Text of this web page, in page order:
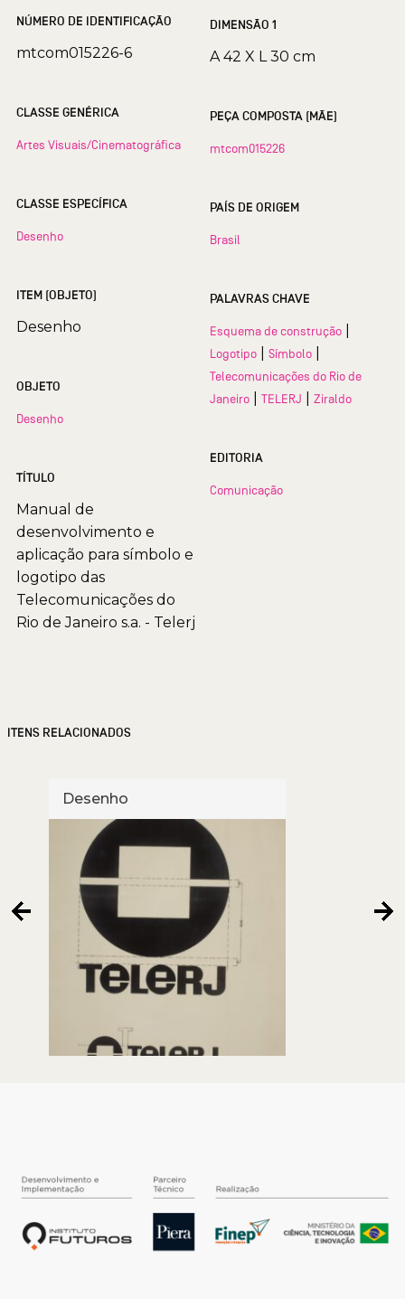
NÚMERO DE IDENTIFICAÇÃO
mtcom015226-6
CLASSE GENÉRICA
Artes Visuais/Cinematográfica
CLASSE ESPECÍFICA
Desenho
ITEM (OBJETO)
Desenho
OBJETO
Desenho
TÍTULO
Manual de
desenvolvimento e
aplicação para símbolo e
logotipo das
Telecomunicações do
Rio de Janeiro s.a. - Telerj
DIMENSÃO 1
A 42 X L 30 cm
PEÇA COMPOSTA (MÃE)
mtcom015226
PAÍS DE ORIGEM
Brasil
PALAVRAS CHAVE
Esquema de construção
Logotipo Símbolo
Telecomunicações do Rio de
Janeiro
TELERJ Ziraldo
EDITORIA
Comunicação
ITENS RELACIONADOS
Desenho